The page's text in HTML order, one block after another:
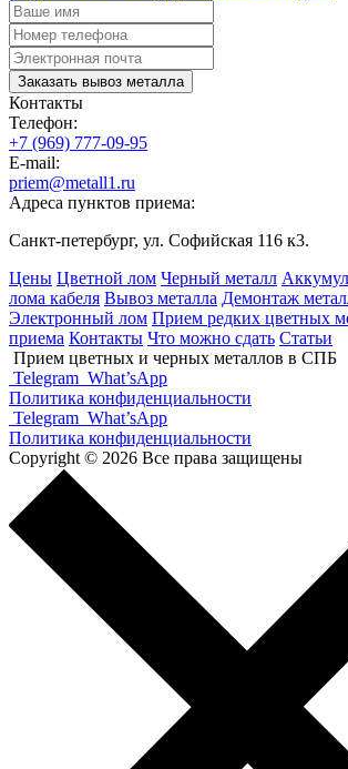
Заказать вывоз металла
Контакты
Телефон:
+7 (969) 777-09-95
E-mail:
priem@metall1.ru
Адреса пунктов приема:
Санкт-петербург, ул. Софийская 116 к3.
Цены Цветной лом Черный металл
лома кабеля Вывоз металла Демонтаж
Электронный лом Прием редких цветных
приема Контакты Что можно сдать Статьи
Прием цветных и черных металлов в СПБ
Telegram What’sApp
Политика конфиденциальности
Telegram What’sApp
Политика конфиденциальности
Copyright © 2026 Все права защищены